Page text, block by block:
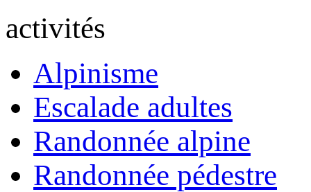
activités
Alpinisme
Escalade adultes
Randonnée alpine
Randonnée pédestre